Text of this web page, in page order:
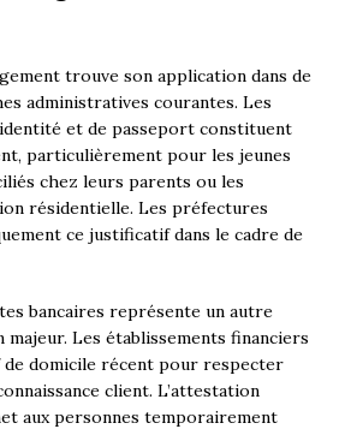
trouve son application dans de
administratives courantes. Les
et de passeport constituent
particulièrement pour les jeunes
chez leurs parents ou les
résidentielle. Les préfectures
ce justificatif dans le cadre de
bancaires représente un autre
majeur. Les établissements financiers
domicile récent pour respecter
client. L’attestation
aux personnes temporairement